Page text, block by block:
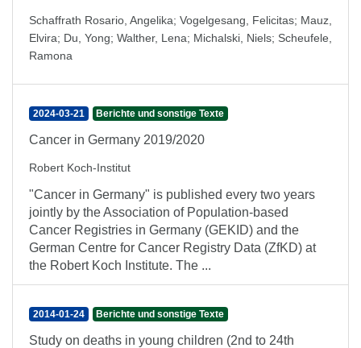
Schaffrath Rosario, Angelika; Vogelgesang, Felicitas; Mauz,
Elvira; Du, Yong; Walther, Lena; Michalski, Niels; Scheufele,
Ramona
2024-03-21 Berichte und sonstige Texte
Cancer in Germany 2019/2020
Robert Koch-Institut
"Cancer in Germany" is published every two years
jointly by the Association of Population-based
Cancer Registries in Germany (GEKID) and the
German Centre for Cancer Registry Data (ZfKD) at
the Robert Koch Institute. The ...
2014-01-24 Berichte und sonstige Texte
Study on deaths in young children (2nd to 24th